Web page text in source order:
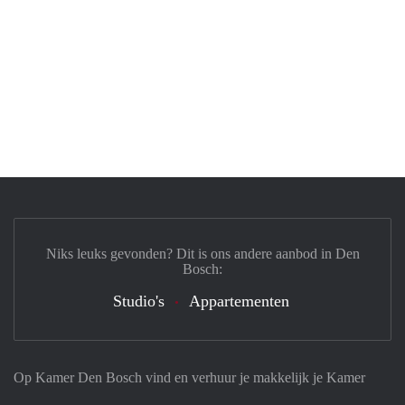
Op Kamer Den Bosch vind en verhuur je makkelijk je Kamer
Niks leuks gevonden? Dit is ons andere aanbod in Den
Bosch:
Studio's Appartementen